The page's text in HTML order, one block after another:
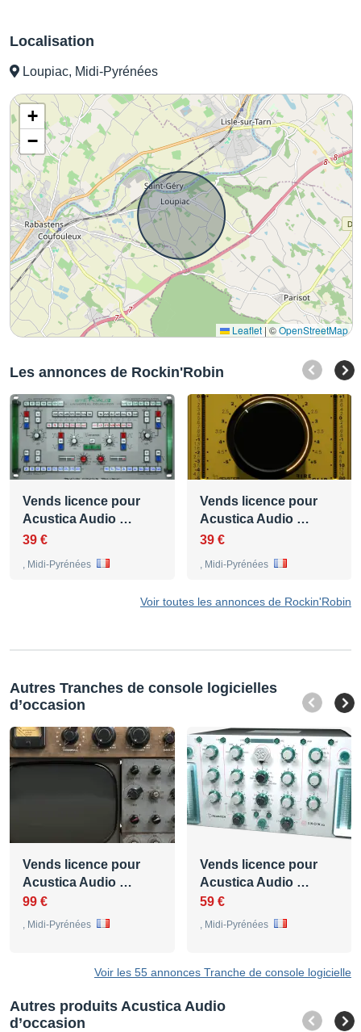
Localisation
Loupiac, Midi-Pyrénées
+
−
Leaflet| ©OpenStreetMap
Les annonces de Rockin'Robin
Vends licence pour
Acustica Audio …
39 €
, Midi-Pyrénées
Vends licence pour
Acustica Audio …
39 €
, Midi-Pyrénées
Voir toutes les annonces de Rockin'Robin
Autres Tranches de console logicielles
d’occasion
Vends licence pour
Acustica Audio …
99 €
, Midi-Pyrénées
Vends licence pour
Acustica Audio …
59 €
, Midi-Pyrénées
Voir les 55 annonces Tranche de console logicielle
Autres produits Acustica Audio
d’occasion